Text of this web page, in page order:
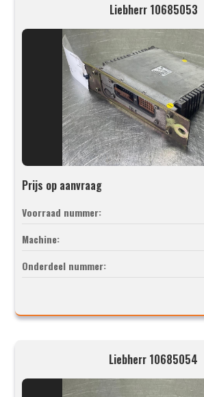
Liebherr 10685053
Prijs op aanvraag
Voorraad nummer:
Machine:
Onderdeel nummer:
Liebherr 10685054